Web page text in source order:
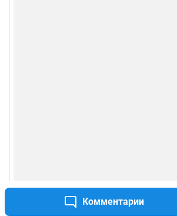
Комментарии